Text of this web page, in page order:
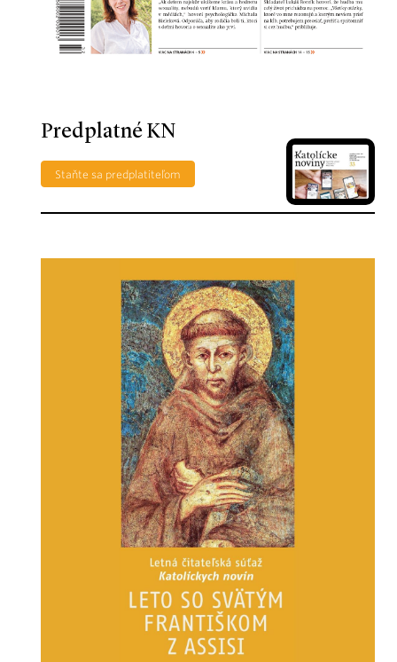
Predplatné KN
Staňte sa predplatiteľom